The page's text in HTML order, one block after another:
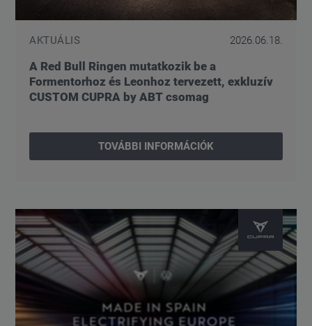
AKTUÁLIS 2026.06.18.
A Red Bull Ringen mutatkozik be a
Formentorhoz és Leonhoz tervezett, exkluzív
CUSTOM CUPRA by ABT csomag
TOVÁBBI INFORMÁCIÓK